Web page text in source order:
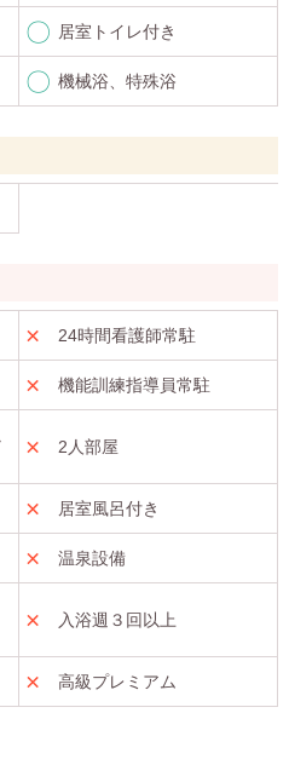
居室トイレ付き
機械浴、特殊浴
24時間看護師常駐
機能訓練指導員常駐
2人部屋
居室風呂付き
温泉設備
入浴週３回以上
高級プレミアム